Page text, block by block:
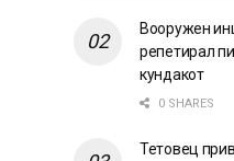
Вооружен
репетирал
кундакот
0 SHARES
Тетовец